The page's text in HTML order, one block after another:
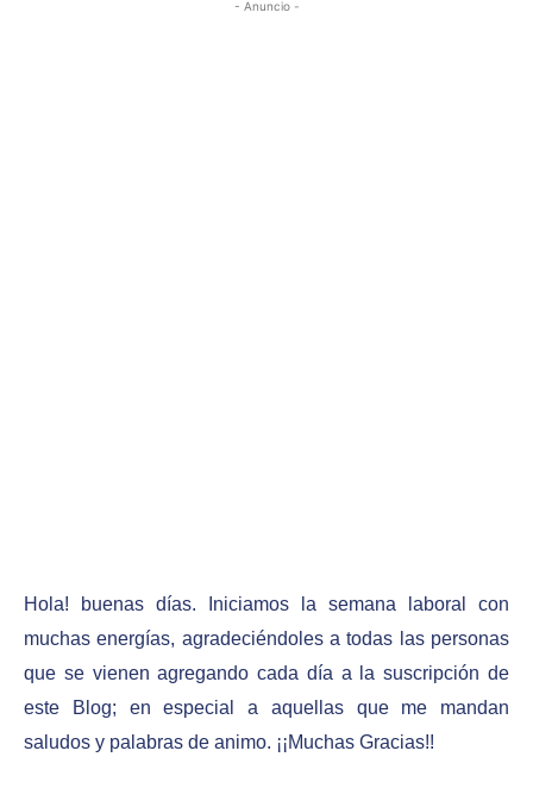
- Anuncio -
Hola! buenas días. Iniciamos la semana laboral con
muchas energías, agradeciéndoles a todas las personas
que se vienen agregando cada día a la suscripción de
este Blog; en especial a aquellas que me mandan
saludos y palabras de animo. ¡¡Muchas Gracias!!